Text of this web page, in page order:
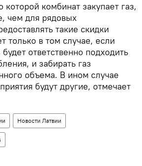
комбинат закупает газ,
чем для рядовых
такие скидки
только в том случае, если
ответственно подходить
и забирать газ
объема. В ином случае
будут другие, отмечает
Новости Латвии